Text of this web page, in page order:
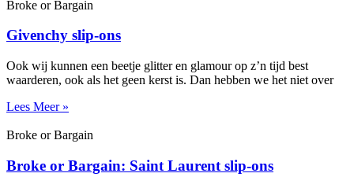
Broke or Bargain
Givenchy slip-ons
Ook wij kunnen een beetje glitter en glamour op z’n tijd best
waarderen, ook als het geen kerst is. Dan hebben we het niet over
Lees Meer »
Broke or Bargain
Broke or Bargain: Saint Laurent slip-ons